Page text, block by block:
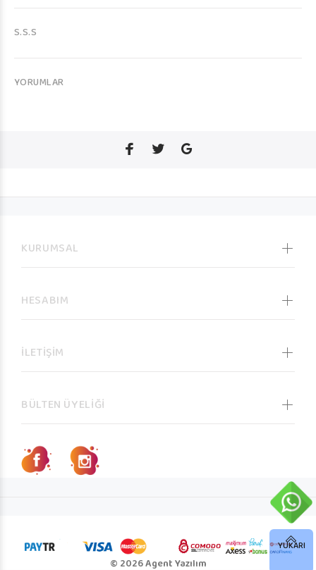
S.S.S
YORUMLAR
KURUMSAL
HESABIM
İLETİŞİM
BÜLTEN ÜYELİĞİ
© 2026 Agent Yazılım
YUKARI